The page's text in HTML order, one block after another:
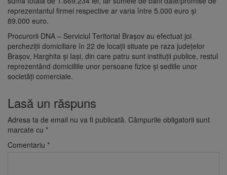
reprezentantul firmei respective ar varia între 5.000 euro și
89.000 euro.
Procurorii DNA – Serviciul Teritorial Braşov au efectuat joi
percheziţii domiciliare în 22 de locaţii situate pe raza judeţelor
Braşov, Harghita şi Iaşi, din care patru sunt instituţii publice, restul
reprezentând domiciliile unor persoane fizice şi sediile unor
societăţi comerciale.
Lasă un răspuns
Adresa ta de email nu va fi publicată. Câmpurile obligatorii sunt
marcate cu *
Comentariu *